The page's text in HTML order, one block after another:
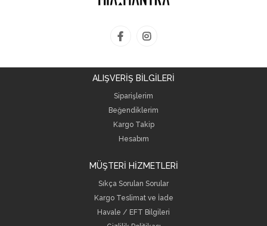
ALIŞVERİŞ BİLGİLERİ
Siparişlerim
Beğendiklerim
Kargo Takip
Hesabım
MÜŞTERİ HİZMETLERİ
Sıkça Sorulan Sorular
Kargo Teslimat ve İade
Havale / EFT Bilgileri